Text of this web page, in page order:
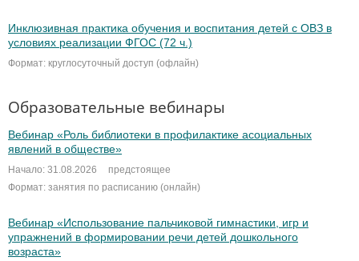
Инклюзивная практика обучения и воспитания детей с ОВЗ в
условиях реализации ФГОС (72 ч.)
Формат: круглосуточный доступ (офлайн)
Образовательные вебинары
Вебинар «Роль библиотеки в профилактике асоциальных
явлений в обществе»
Начало: 31.08.2026
предстоящее
Формат: занятия по расписанию (онлайн)
Вебинар «Использование пальчиковой гимнастики, игр и
упражнений в формировании речи детей дошкольного
возраста»